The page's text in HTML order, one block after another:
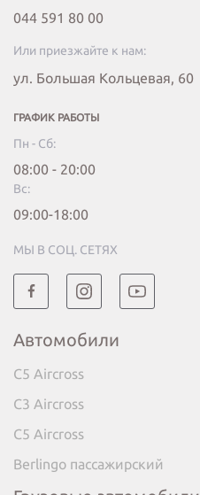
044 591 80 00
Или приезжайте к нам:
ул. Большая Кольцевая, 60
ГРАФИК РАБОТЫ
Пн - Сб:
08:00 - 20:00
Вc:
09:00-18:00
МЫ В СОЦ. СЕТЯХ
Автомобили
C5 Aircross
C3 Aircross
C5 Aircross
Berlingo пассажирский